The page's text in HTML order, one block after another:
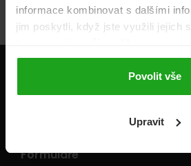
informace kombinovat s dalšími
jim poskytli, když jste využili jejich
Povolit vše
Upravit
Pojišťovny
Formuláře